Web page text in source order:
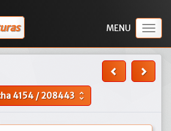
4154/208443 unfold_more